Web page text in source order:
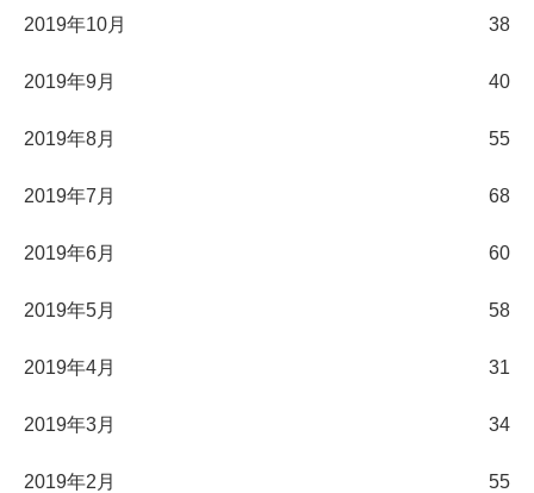
2019年10月 38
2019年9月 40
2019年8月 55
2019年7月 68
2019年6月 60
2019年5月 58
2019年4月 31
2019年3月 34
2019年2月 55